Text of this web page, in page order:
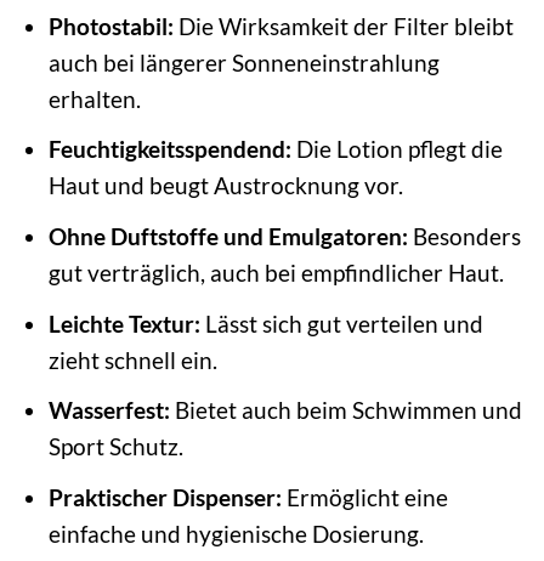
Photostabil: Die Wirksamkeit der Filter bleibt
auch bei längerer Sonneneinstrahlung
erhalten.
Feuchtigkeitsspendend: Die Lotion pflegt die
Haut und beugt Austrocknung vor.
Ohne Duftstoffe und Emulgatoren: Besonders
gut verträglich, auch bei empfindlicher Haut.
Leichte Textur: Lässt sich gut verteilen und
zieht schnell ein.
Wasserfest: Bietet auch beim Schwimmen und
Sport Schutz.
Praktischer Dispenser: Ermöglicht eine
einfache und hygienische Dosierung.